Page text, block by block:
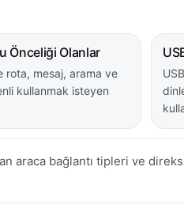
Önceliği Olanlar
rota, mesaj, arama ve
kullanmak isteyen
araca bağlantı tipleri ve